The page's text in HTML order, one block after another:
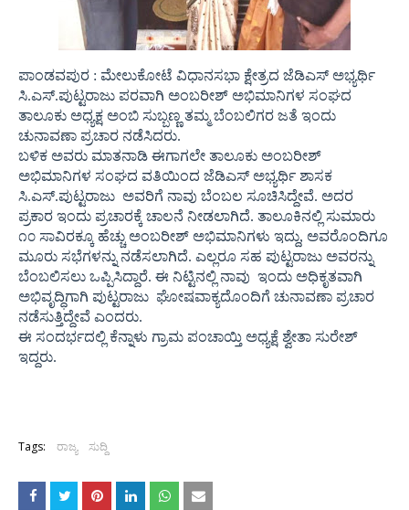
ಪಾಂಡವಪುರ : ಮೇಲುಕೋಟೆ ವಿಧಾನಸಭಾ ಕ್ಷೇತ್ರದ ಜೆಡಿಎಸ್‌ ಅಭ್ಯರ್ಥಿ
ಸಿ.ಎಸ್‌.ಪುಟ್ಟರಾಜು ಪರವಾಗಿ ಅಂಬರೀಶ್‌ ಅಭಿಮಾನಿಗಳ ಸಂಘದ
ತಾಲೂಕು ಅಧ್ಯಕ್ಷ ಅಂಬಿ ಸುಬ್ಬಣ್ಣ ತಮ್ಮ ಬೆಂಬಲಿಗರ ಜತೆ ಇಂದು
ಚುನಾವಣಾ ಪ್ರಚಾರ ನಡೆಸಿದರು.
ಬಳಿಕ ಅವರು ಮಾತನಾಡಿ ಈಗಾಗಲೇ ತಾಲೂಕು ಅಂಬರೀಶ್‌
ಅಭಿಮಾನಿಗಳ ಸಂಘದ ವತಿಯಿಂದ ಜೆಡಿಎಸ್‌ ಅಭ್ಯರ್ಥಿ ಶಾಸಕ
ಸಿ.ಎಸ್‌.ಪುಟ್ಟರಾಜು ಅವರಿಗೆ ನಾವು ಬೆಂಬಲ ಸೂಚಿಸಿದ್ದೇವೆ. ಅದರ
ಪ್ರಕಾರ ಇಂದು ಪ್ರಚಾರಕ್ಕೆ ಚಾಲನೆ ನೀಡಲಾಗಿದೆ. ತಾಲೂಕಿನಲ್ಲಿ ಸುಮಾರು
೧೦ ಸಾವಿರಕ್ಕೂ ಹೆಚ್ಚು ಅಂಬರೀಶ್‌ ಅಭಿಮಾನಿಗಳು ಇದ್ದು, ಅವರೊಂದಿಗೂ
ಮೂರು ಸಭೆಗಳನ್ನು ನಡೆಸಲಾಗಿದೆ. ಎಲ್ಲರೂ ಸಹ ಪುಟ್ಟರಾಜು ಅವರನ್ನು
ಬೆಂಬಲಿಸಲು ಒಪ್ಪಿಸಿದ್ದಾರೆ. ಈ ನಿಟ್ಟಿನಲ್ಲಿ ನಾವು ಇಂದು ಅಧಿಕೃತವಾಗಿ
ಅಭಿವೃದ್ಧಿಗಾಗಿ ಪುಟ್ಟರಾಜು ಘೋಷವಾಕ್ಯದೊಂದಿಗೆ ಚುನಾವಣಾ ಪ್ರಚಾರ
ನಡೆಸುತ್ತಿದ್ದೇವೆ ಎಂದರು.
ಈ ಸಂದರ್ಭದಲ್ಲಿ ಕೆನ್ನಾಳು ಗ್ರಾಮ ಪಂಚಾಯ್ತಿ ಅಧ್ಯಕ್ಷೆ ಶ್ವೇತಾ ಸುರೇಶ್‌
ಇದ್ದರು.
Tags: ರಾಜ್ಯ ಸುದ್ದಿ